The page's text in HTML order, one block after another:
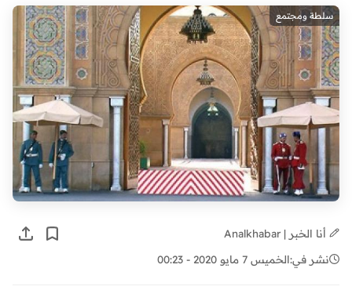
سلطة ومجتمع
أنا الخبر | Analkhabar
نشر في:الخميس 7 مايو 2020 - 00:23